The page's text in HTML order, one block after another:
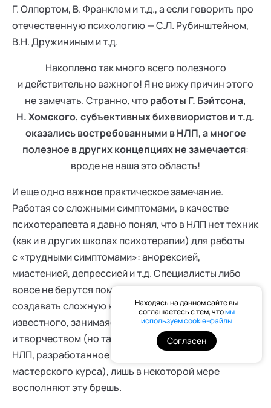
Г. Олпортом, В. Франклом и т.д., а если говорить про
отечественную психологию — С.Л. Рубинштейном,
В.Н. Дружининым и т.д.
Накоплено так много всего полезного
и действительно важного! Я не вижу причин этого
не замечать. Странно, что работы Г. Бэйтсона,
Н. Хомского, субъективных бихевиористов и т.д.
оказались востребованными в НЛП,а многое
полезное в других концепциях не замечается:
вроде не наша это область!
И еще одно важное практическое замечание.
Работая со сложными симптомами, в качестве
психотерапевта я давно понял, что в НЛП нет техник
(как и в других школах психотерапии) для работы
с «трудными симптомами»: анорексией,
миастенией, депрессией и т.д. Специалисты либо
вовсе не берутся помогать, либо вынуждены
создавать сложную комбинацию из всего
известного, занимаясь исследованием
и творчеством (но таких немного). Генеративное
НЛП, разработанное Р. Дилтсом (материалы нашего
мастерского курса), лишь в некоторой мере
восполняют эту брешь.
Находясь на данном сайте вы
соглашаетесь с тем, чтомы
используем cookie-файлы
Согласен